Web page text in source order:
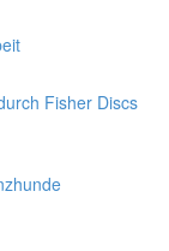
Fisher Discs